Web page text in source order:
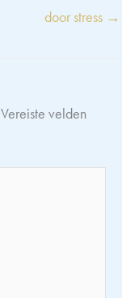
door stress →
Vereiste velden